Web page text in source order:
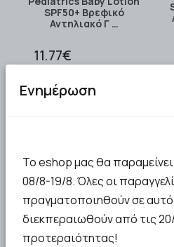
SPF50+ Βρεφικό
Αντηλιακό Γ …
11.77€
ΣΤΟ ΚΑΛΑΘΙ
Ενημέρωση
Το eshop μας θα
08/8-19/8. Όλες οι
πραγματοποιηθούν σε
διεκπεραιωθούν από τις
προτεραιότητας!